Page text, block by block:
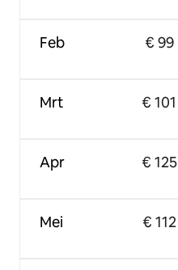
Feb
Mrt
Apr
Mei
€ 99
€ 101
€ 125
€ 112